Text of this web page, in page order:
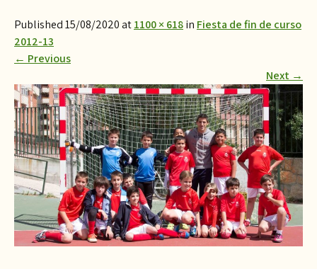
Published 15/08/2020 at1100 × 618in Fiesta de fin de curso
2012-13
← Previous
Next →